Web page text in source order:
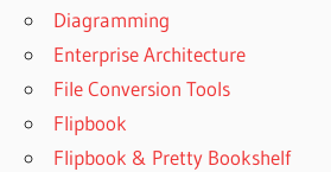
Diagramming
Enterprise Architecture
File Conversion Tools
Flipbook
Flipbook & Pretty Bookshelf